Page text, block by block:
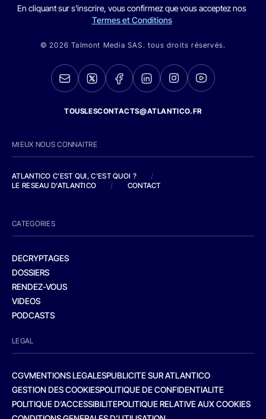
En cliquant sur s'inscrire, vous confirmez que vous acceptez nos
Termes et Conditions
© 2026 Talmont Media SAS. tous droits réservés.
TOUSLESCONTACTS@ATLANTICO.FR
MIEUX NOUS CONNAITRE
ATLANTICO C'EST QUI, C'EST QUOI ?
/
LE RESEAU D'ATLANTICO
/ CONTACT
CATEGORIES
DECRYPTAGES
DOSSIERS
RENDEZ-VOUS
VIDEOS
PODCASTS
LEGAL
CGVMENTIONS LEGALESPUBLICITE SUR ATLANTICO
GESTION DES COOKIESPOLITIQUE DE CONFIDENTIALITE
POLITIQUE D’ACCESSIBILITEPOLITIQUE RELATIVE AUX COOKIES